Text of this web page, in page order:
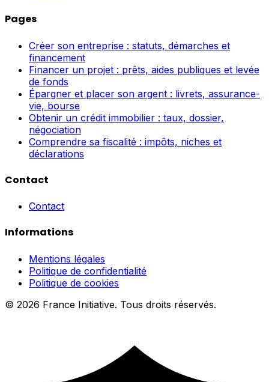
Pages
Créer son entreprise : statuts, démarches et
financement
Financer un projet : prêts, aides publiques et levée
de fonds
Épargner et placer son argent : livrets, assurance-
vie, bourse
Obtenir un crédit immobilier : taux, dossier,
négociation
Comprendre sa fiscalité : impôts, niches et
déclarations
Contact
Contact
Informations
Mentions légales
Politique de confidentialité
Politique de cookies
© 2026 France Initiative. Tous droits réservés.